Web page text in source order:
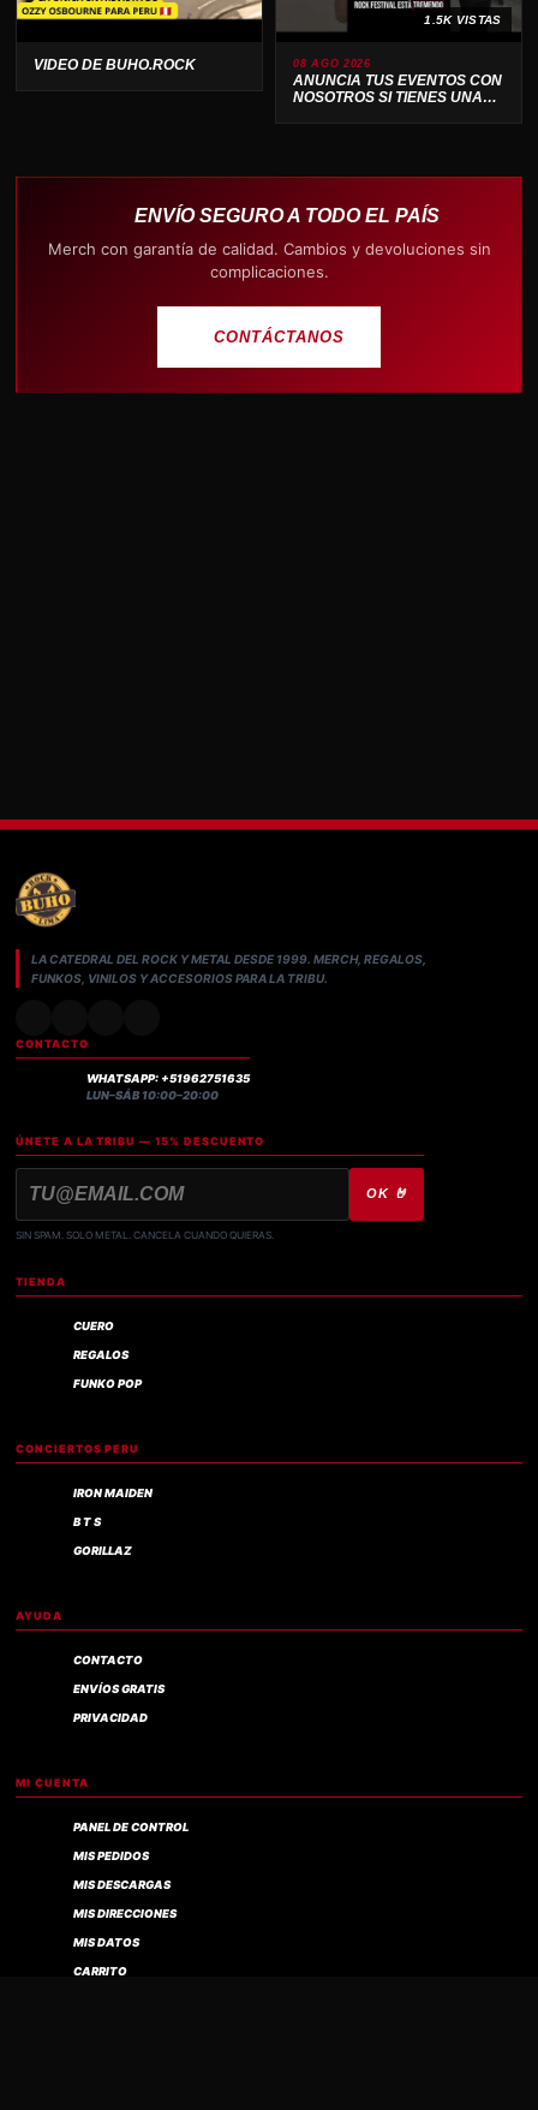
VIDEO DE BUHO.ROCK
1.5K VISTAS
08 AGO 2026
ANUNCIA TUS EVENTOS CON
NOSOTROS SI TIENES UNA
ENVÍO SEGURO A TODO EL PAÍS
Merch con garantía de calidad. Cambios y devoluciones sin
complicaciones.
CONTÁCTANOS
LA CATEDRAL DEL ROCK Y METAL DESDE 1999. MERCH, REGALOS,
FUNKOS, VINILOS Y ACCESORIOS PARA LA TRIBU.
CONTACTO
WHATSAPP: +51962751635
LUN–SÁB 10:00–20:00
ÚNETE A LA TRIBU — 15% DESCUENTO
OK 🤘
SIN SPAM. SOLO METAL. CANCELA CUANDO QUIERAS.
TIENDA
CUERO
REGALOS
FUNKO POP
CONCIERTOS PERU
IRON MAIDEN
B T S
GORILLAZ
AYUDA
CONTACTO
ENVÍOS GRATIS
PRIVACIDAD
MI CUENTA
PANEL DE CONTROL
MIS PEDIDOS
MIS DESCARGAS
MIS DIRECCIONES
MIS DATOS
CARRITO
Compra verificada